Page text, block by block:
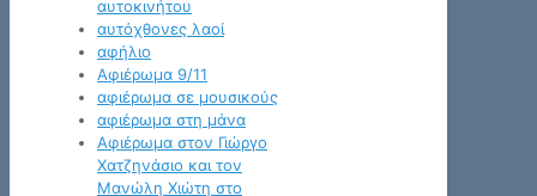
αυτοκινήτου
αυτόχθονες λαοί
αφήλιο
Αφιέρωμα 9/11
αφιέρωμα σε μουσικούς
αφιέρωμα στη μάνα
Αφιέρωμα στον Γιώργο
Χατζηνάσιο και τον
Μανώλη Χιώτη στο